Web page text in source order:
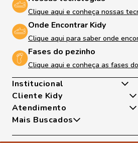
Clique aqui e conheça nossas
Onde Encontrar Kidy
Clique aqui para saber onde
Fases do pezinho
Clique aqui e conheça as fases
Institucional
Quem somos
Nossas Tecnologias
Fases Dos Pezinhos
Dúvidas Frequentes
Cliente Kidy
Minha Conta
Atendimento
Exceto Feriados
Mais Buscados
Tênis